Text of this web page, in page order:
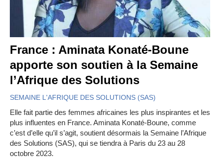
France : Aminata Konaté-Boune
apporte son soutien à la Semaine
l’Afrique des Solutions
SEMAINE L'AFRIQUE DES SOLUTIONS (SAS)
Elle fait partie des femmes africaines les plus inspirantes et les
plus influentes en France. Aminata Konaté-Boune, comme
c’est d’elle qu’il s’agit, soutient désormais la Semaine l’Afrique
des Solutions (SAS), qui se tiendra à Paris du 23 au 28
octobre 2023.